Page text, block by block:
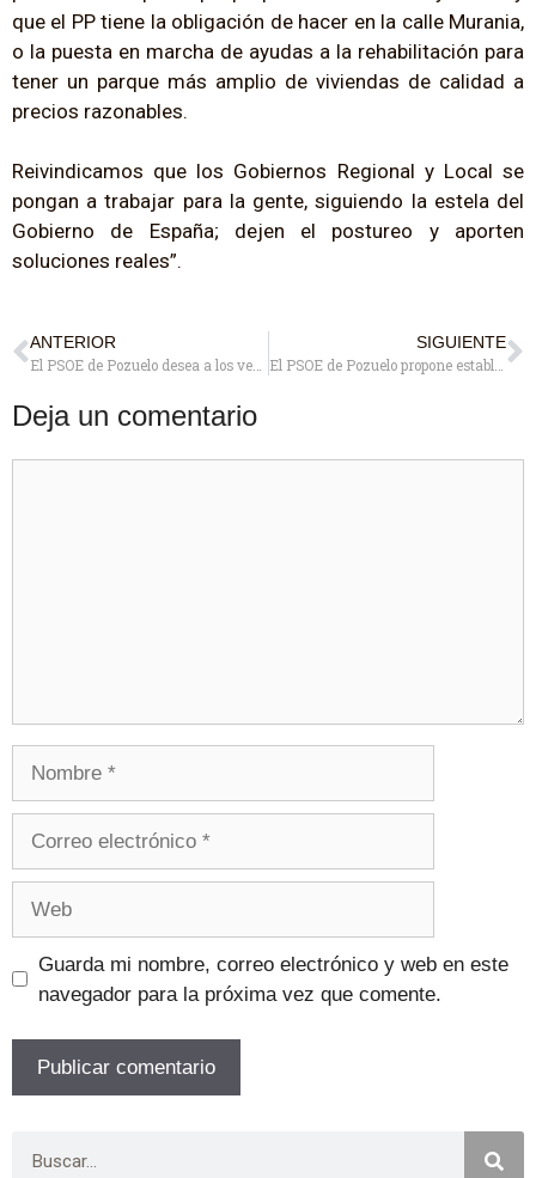
que el PP tiene la obligación de hacer en la calle Murania,
o la puesta en marcha de ayudas a la rehabilitación para
tener un parque más amplio de viviendas de calidad a
precios razonables.
Reivindicamos que los Gobiernos Regional y Local se
pongan a trabajar para la gente, siguiendo la estela del
Gobierno de España; dejen el postureo y aporten
soluciones reales”.
ANTERIOR
SIGUIENTE
Deja un comentario
Guarda mi nombre, correo electrónico y web en este
navegador para la próxima vez que comente.